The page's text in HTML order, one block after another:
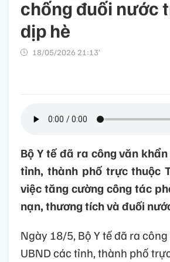
chống đuối nước
dịp hè
18/05/2026 21:13’
Bộ Y tế đã ra công văn
tỉnh, thành phố trực thuộc
việc tăng cường công tác
nạn, thương tích và đuối
Ngày 18/5, Bộ Y tế đã ra
UBND các tỉnh, thành phố